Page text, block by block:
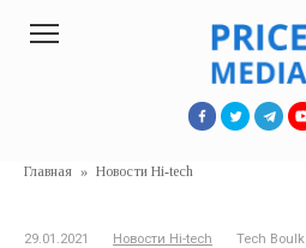
Главная » Новости Hi-tech
29.01.2021 Новости Hi-tech Tech Boulk